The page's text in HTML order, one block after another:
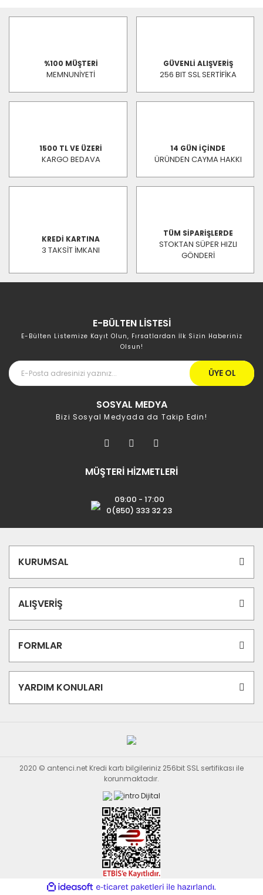
%100 MÜŞTERİ
MEMNUNİYETİ
GÜVENLİ ALIŞVERİŞ
256 BIT SSL SERTİFİKA
1500 TL VE ÜZERİ
KARGO BEDAVA
14 GÜN İÇİNDE
ÜRÜNDEN CAYMA HAKKI
KREDİ KARTINA
3 TAKSİT İMKANI
TÜM SİPARİŞLERDE
STOKTAN SÜPER HIZLI
GÖNDERİ
E-BÜLTEN LİSTESİ
E-Bülten Listemize Kayıt Olun, Fırsatlardan İlk Sizin Haberiniz
Olsun!
ÜYE OL
SOSYAL MEDYA
Bizi Sosyal Medyada da Takip Edin!
MÜŞTERİ HİZMETLERİ
09:00 - 17:00
0(850) 333 32 23
KURUMSAL
ALIŞVERİŞ
FORMLAR
YARDIM KONULARI
2020 © antenci.net Kredi kartı bilgileriniz 256bit SSL sertifikası ile
korunmaktadır.
ideasoft
e-